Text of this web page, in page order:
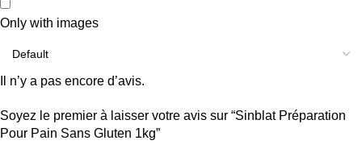
Only with images
Il n’y a pas encore d’avis.
Soyez le premier à laisser votre avis sur “Sinblat Préparation
Pour Pain Sans Gluten 1kg”